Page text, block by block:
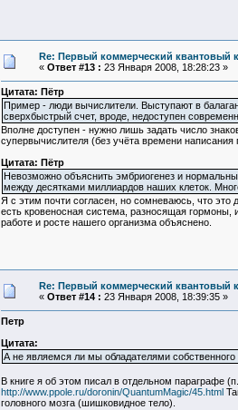
Re: Первый коммерческий квантовый
« Ответ #13 : 23 Января 2008, 18:28:23 »
Цитата: Пётр
Пример - люди вычислители. Выступают в
сверхбыстрый счет, вроде, недоступен
Вполне доступен - нужно лишь задать число
супервычислителя (без учёта времени
Цитата: Пётр
Невозможно объяснить эмбриогенез и
между десятками миллиардов наших клеток.
Я с этим почти согласен, но сомневаюсь, что это
есть кровеносная система, разносящая
работе и росте нашего организма объяснено.
Re: Первый коммерческий квантовый
« Ответ #14 : 23 Января 2008, 18:39:35 »
Петр
Цитата:
А не являемся ли мы обладателями собственного
В книге я об этом писал в отдельном параграфе
http://www.ppole.ru/doronin/QuantumMagic/45.html
головного мозга (шишковидное тело).